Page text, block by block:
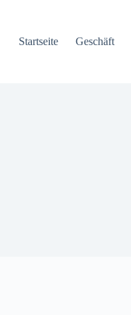
Startseite
Geschäft